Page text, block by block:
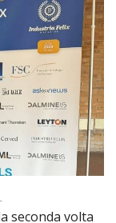
seconda volta